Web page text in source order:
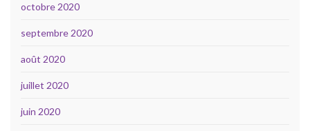
octobre 2020
septembre 2020
août 2020
juillet 2020
juin 2020